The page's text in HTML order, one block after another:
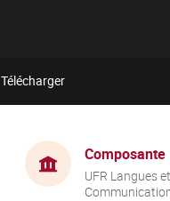
Télécharger
Composante
UFR Langues et